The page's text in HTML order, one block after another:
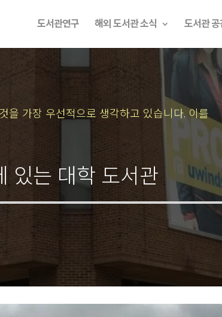
도서관연구 해외 도서관 소식 도서관 공
을 가장 우선적으로 생각하고 있습니다. 이를
있는 대학 도서관